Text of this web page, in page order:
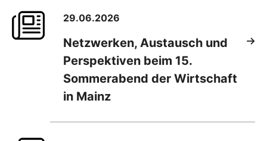
29.06.2026
Netzwerken, Austausch und
Perspektiven beim 15.
Sommerabend der Wirtschaft
in Mainz